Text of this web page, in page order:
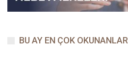
BU AY EN ÇOK OKUNANLAR